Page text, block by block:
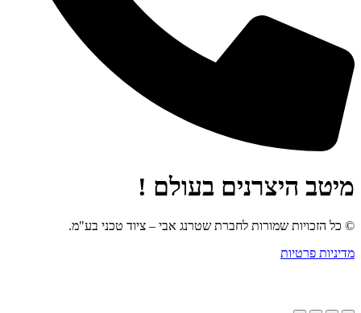
מיטב היצרנים בעולם !
© כל הזכויות שמורות לחברת שטרנג אבי – ציוד טכני בע"מ.
מדיניות פרטיות